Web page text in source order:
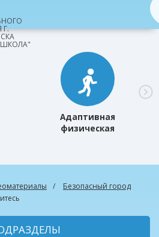
Г.
Адаптивная
физическая
Безопасный город